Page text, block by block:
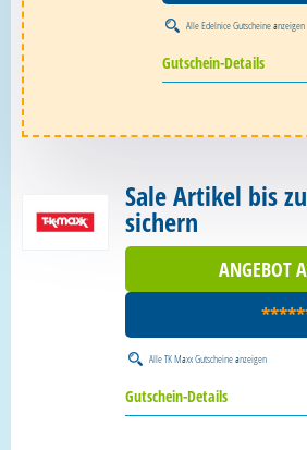
AlleEdelnice Gutscheineanzeigen
Gutschein-Details
Sale Artikel bis
sichern
ANGEBOT
AlleTK Maxx Gutscheineanzeigen
Gutschein-Details